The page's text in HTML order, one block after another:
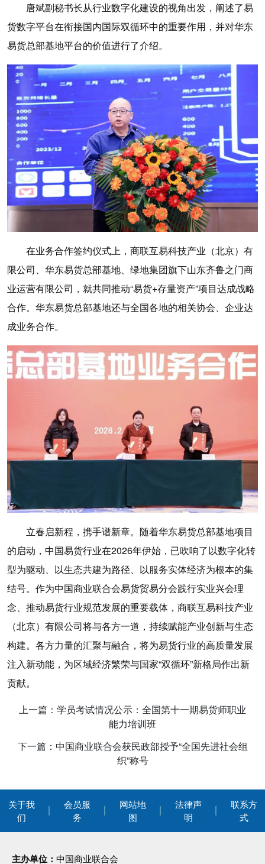
唐斌副秘书长从行业数字化建设的视角出发，阐述了易
货数字平台在衔接国内国际双循环中的重要作用，并对华东
易货总部基地平台的价值进行了介绍。
在业务合作签约仪式上，商联互易科技产业（北京）有
限公司、华东易货总部基地、绿地集团旗下山东齐鲁之门商
业运营有限公司，就共同推动“易货+存量资产”项目达成战略
合作。华东易货总部基地还与全国各地的相关协会、企业达
成业务合作。
立春启新程，携手谱新章。随着华东易货总部基地项目
的启动，中国易货行业在2026年伊始，已吹响了以数字化转
型为驱动、以生态共建为路径、以服务实体经济为根本的集
结号。作为中国商业联合会易货贸易分会践行实业兴会理
念、推动易货行业规范发展的重要载体，商联互易科技产业
（北京）有限公司将与各方一道，持续赋能产业创新与生态
构建。各方力量的汇聚与融合，将为易货行业的高质量发展
注入新动能，为区域经济繁荣与国家“双循环”新格局作出新
贡献。
上一篇：学员考试情况公示：全国第十一期易货师职业
能力培训班
下一篇：中国商业联合会获民政部授予“全国先进社会组
织”称号
关于我
们
会员服
务
网站地
图
法律声
明
联系方
式
主办单位： 中国商业联合会